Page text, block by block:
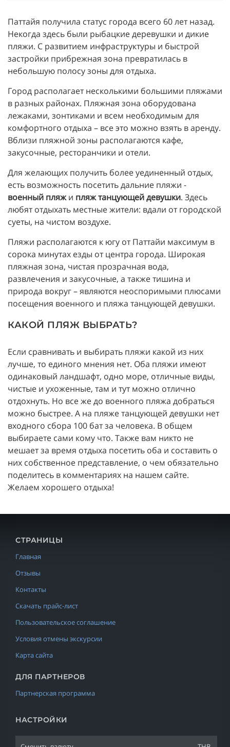
Паттайя получила статус города всего 60 лет назад.
Некогда здесь были рыбацкие деревушки и дикие
пляжи. С развитием инфраструктуры и быстрой
застройки прибрежная зона превратилась в
небольшую полосу зоны для отдыха.
Город располагает несколькими большими пляжами
в разных районах. Пляжная зона оборудована
лежаками, зонтиками и всем необходимым для
комфортного отдыха – все это можно взять в аренду.
Вблизи пляжной зоны располагаются кафе,
закусочные, ресторанчики и отели.
Для желающих получить более уединенный отдых,
есть возможность посетить дальние пляжи -
военный пляжи пляж танцующей девушки. Здесь
любят отдыхать местные жители: вдали от городской
суеты, на чистом воздухе.
Пляжи располагаются к югу от Паттайи максимум в
сорока минутах езды от центра города. Широкая
пляжная зона, чистая прозрачная вода,
развлечения и закусочные, а также тишина и
природа вокруг – являются неоспоримыми плюсами
посещения военного и пляжа танцующей девушки.
КАКОЙ ПЛЯЖ ВЫБРАТЬ?
Если сравнивать и выбирать пляжи какой из них
лучше, то единого мнения нет. Оба пляжи имеют
одинаковый ландшафт, одно море, отличные виды,
чистые и ухоженные, там и тут можно отлично
отдохнуть. Но все же до военного пляжа добраться
можно быстрее. А на пляже танцующей девушки нет
входного сбора 100 бат за человека. В общем
выбираете сами кому что. Также вам никто не
мешает за время отдыха посетить оба и составить о
них собственное представление, о чем обязательно
поделитесь в комментариях на нашем сайте.
Желаем хорошего отдыха!
СТРАНИЦЫ
Главная
Отзывы
Контакты
Скачать прайс-лист
Пользовательское соглашение
Условия отмены экскурсии
Карта сайта
ДЛЯ ПАРТНЕРОВ
Партнерская программа
НАСТРОЙКИ